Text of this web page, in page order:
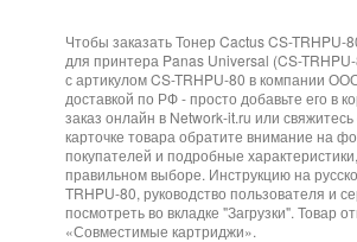
Чтобы заказать Тонер Cactus CS-TRHPU-
для принтера Panas Universal (CS-
с артикулом CS-TRHPU-80 в компании
доставкой по РФ - просто добавьте его в
заказ онлайн в Network-it.ru или
карточке товара обратите внимание на
покупателей и подробные
правильном выборе. Инструкцию на
TRHPU-80, руководство пользователя и
посмотреть во вкладке "Загрузки". Товар
«Совместимые картриджи».